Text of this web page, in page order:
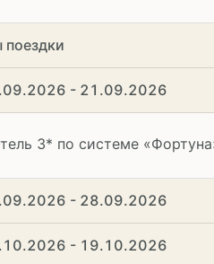
поездки
- 21.09.2026
3* по системе
- 28.09.2026
- 19.10.2026